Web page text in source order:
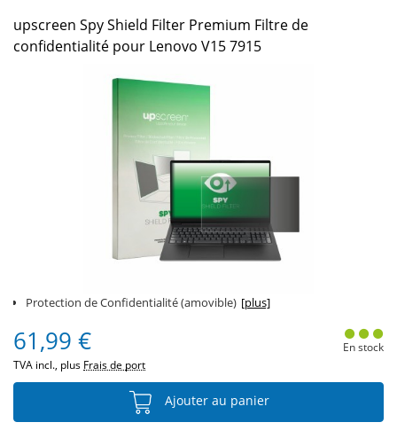
upscreen Spy Shield Filter Premium Filtre de
confidentialité pour Lenovo V15 7915
Protection de Confidentialité (amovible) [plus]
61,99 €
TVA incl., plus Frais de port
En stock
Ajouter au panier